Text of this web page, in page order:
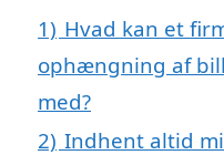
1) Hvad kan et
ophængning af
med?
2) Indhent altid